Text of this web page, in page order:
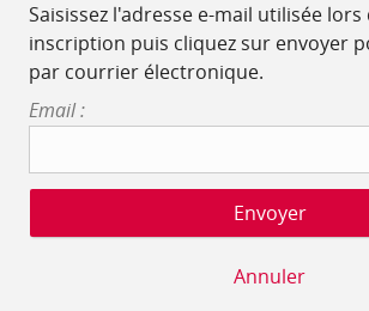
Saisissez l'adresse e-mail utilisée
inscription puis cliquez sur envoyer
par courrier électronique.
Email :
Annuler